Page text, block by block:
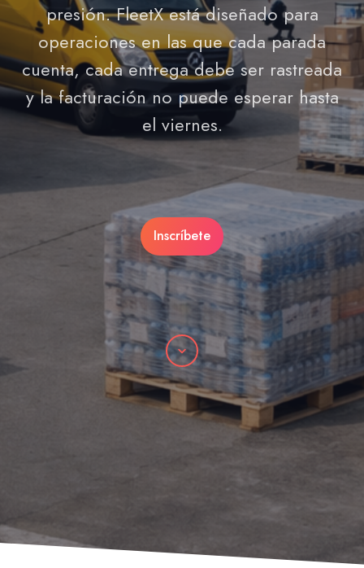
presión. FleetX está diseñado para
operaciones en las que cada parada
cuenta, cada entrega debe ser rastreada
y la facturación no puede esperar hasta
el viernes.
Inscríbete
Desplácese
por